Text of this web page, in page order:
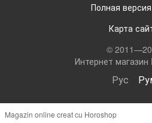
Полная
Карта
©
Интернет магазин
Рус
Magazin online creat cu Horoshop